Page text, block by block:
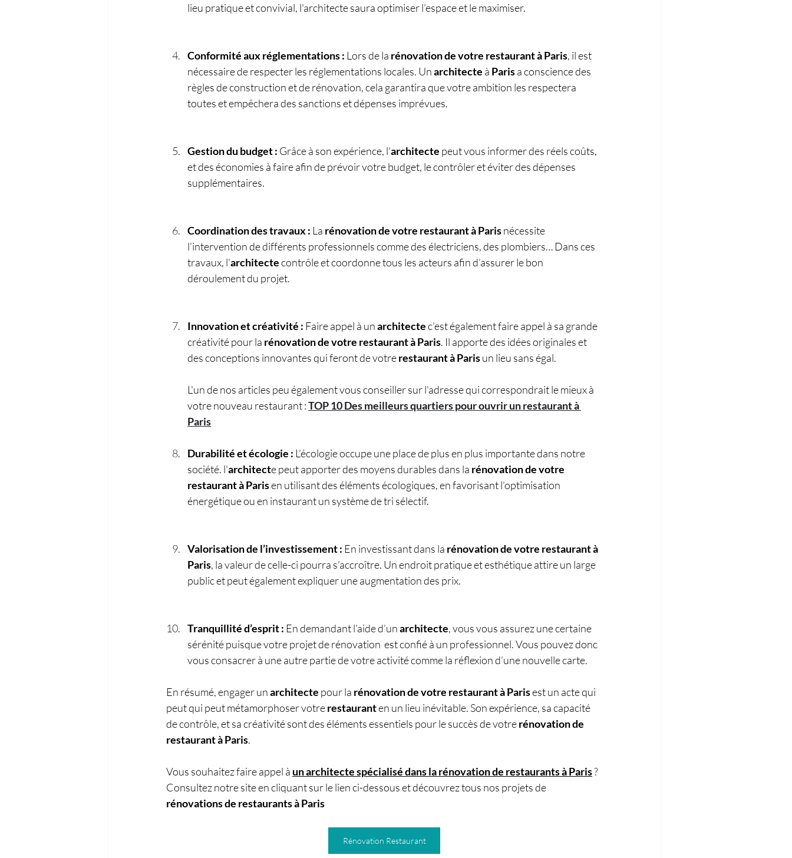
lieu pratique et convivial, l'architecte saura optimiser l’espace et le maximiser.
Conformité aux réglementations : Lors de la rénovation de votre restaurant à Paris, il est
nécessaire de respecter les réglementations locales. Un architecte à Paris a conscience des
règles de construction et de rénovation, cela garantira que votre ambition les respectera
toutes et empêchera des sanctions et dépenses imprévues.
Gestion du budget : Grâce à son expérience, l’architecte peut vous informer des réels coûts,
et des économies à faire afin de prévoir votre budget, le contrôler et éviter des dépenses
supplémentaires.
Coordination des travaux : La rénovation de votre restaurant à Paris nécessite
l’intervention de différents professionnels comme des électriciens, des plombiers… Dans ces
travaux, l’architecte contrôle et coordonne tous les acteurs afin d’assurer le bon
déroulement du projet.
Innovation et créativité : Faire appel à un architecte c’est également faire appel à sa grande
créativité pour la rénovation de votre restaurant à Paris. Il apporte des idées originales et
des conceptions innovantes qui feront de votre restaurant à Paris un lieu sans égal.
L'un de nos articles peu également vous conseiller sur l'adresse qui correspondrait le mieux à
votre nouveau restaurant: TOP 10 Des meilleurs quartiers pour ouvrir un restaurant à
Paris
Durabilité et écologie : L’écologie occupe une place de plus en plus importante dans notre
société. l'architecte peut apporter des moyens durables dans la rénovation de votre
restaurant à Paris en utilisant des éléments écologiques, en favorisant l’optimisation
énergétique ou en instaurant un système de tri sélectif.
Valorisation de l’investissement : En investissant dans la rénovation de votre restaurant à
Paris, la valeur de celle-ci pourra s’accroître. Un endroit pratique et esthétique attire un large
public et peut également expliquer une augmentation des prix.
Tranquillité d’esprit : En demandant l’aide d’un architecte, vous vous assurez une certaine
sérénité puisque votre projet de rénovation  est confié à un professionnel. Vous pouvez donc
vous consacrer à une autre partie de votre activité comme la réflexion d’une nouvelle carte.
En résumé, engager un architecte pour la rénovation de votre restaurant à Paris est un acte qui
peut qui peut métamorphoser votre restaurant en un lieu inévitable. Son expérience, sa capacité
de contrôle, et sa créativité sont des éléments essentiels pour le succès de votre rénovation de
restaurant à Paris.
Vous souhaitez faire appel à un architecte spécialisé dans la rénovation de restaurants à Paris ?
Consultez notre site en cliquant sur le lien ci-dessous et découvrez tous nos projets de
rénovations de restaurants à Paris
Rénovation Restaurant